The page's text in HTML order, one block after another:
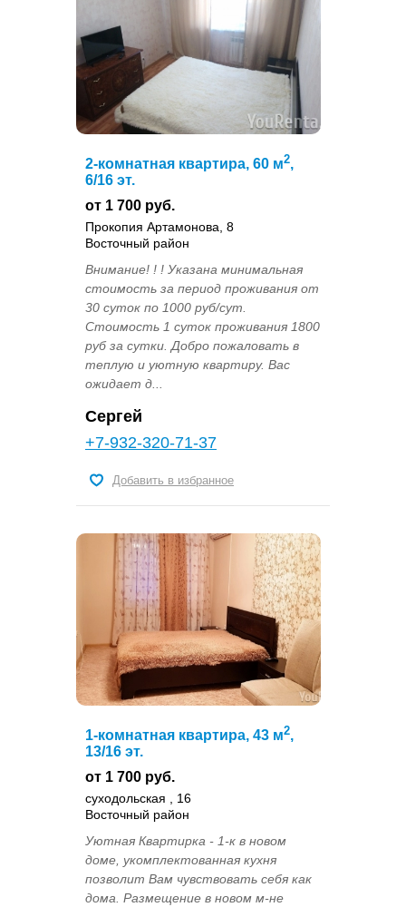
2-комнатная квартира, 60 м2,
6/16 эт.
от 1 700 руб.
Прокопия Артамонова, 8
Восточный район
Внимание! ! ! Указана минимальная
стоимость за период проживания от
30 суток по 1000 руб/сут.
Стоимость 1 суток проживания 1800
руб за сутки. Добро пожаловать в
теплую и уютную квартиру. Вас
ожидает д...
Сергей
+7-932-320-71-37
Добавить в избранное
1-комнатная квартира, 43 м2,
13/16 эт.
от 1 700 руб.
суходольская , 16
Восточный район
Уютная Квартирка - 1-к в новом
доме, укомплектованная кухня
позволит Вам чувствовать себя как
дома. Размещение в новом м-не